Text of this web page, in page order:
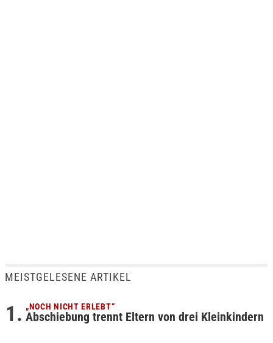
MEISTGELESENE ARTIKEL
„NOCH NICHT ERLEBT“
Abschiebung trennt Eltern von drei Kleinkindern